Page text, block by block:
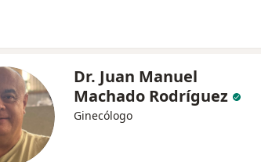
Dr. Juan Manuel
Machado Rodríguez
Ginecólogo